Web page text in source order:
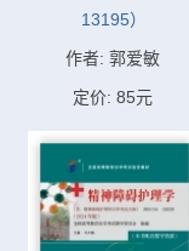
13195）
作者: 郭爱敏
定价: 85元